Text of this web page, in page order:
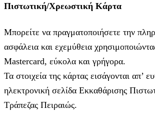
Πιστωτική/Χρεωστική Κάρτα
Μπορείτε να πραγματοποιήσετε την
ασφάλεια και εχεμύθεια
Mastercard, εύκολα και γρήγορα.
Τα στοιχεία της κάρτας εισάγoνται απ’
ηλεκτρονική σελίδα Εκκαθάρισης
Τράπεζας Πειραιώς.